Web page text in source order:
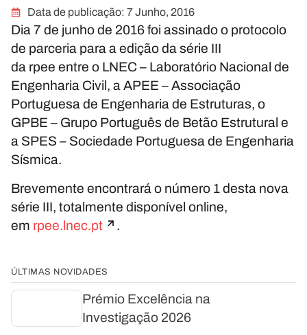
Data de publicação: 7 Junho, 2016
Dia 7 de junho de 2016 foi assinado o protocolo
de parceria para a edição da série III
da rpee entre o LNEC – Laboratório Nacional de
Engenharia Civil, a APEE – Associação
Portuguesa de Engenharia de Estruturas, o
GPBE – Grupo Português de Betão Estrutural e
a SPES – Sociedade Portuguesa de Engenharia
Sísmica.
Brevemente encontrará o número 1 desta nova
série III, totalmente disponível online,
em rpee.lnec.pt .
ÚLTIMAS NOVIDADES
Prémio Excelência na
Investigação 2026